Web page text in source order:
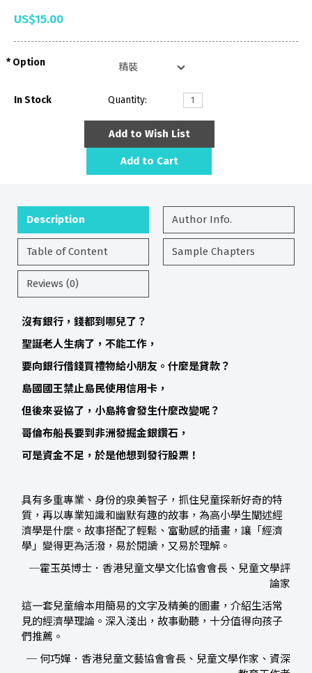
US$15.00
Option
In Stock Quantity:
Add to Wish List
Add to Cart
Description Author Info.
Table of Content Sample Chapters
Reviews (0)
沒有銀行，錢都到哪兒了？
聖誕老人生病了，不能工作，
要向銀行借錢買禮物給小朋友。什麼是貸款？
島國國王禁止島民使用信用卡，
但後來妥協了，小島將會發生什麼改變呢？
哥倫布船長要到非洲發掘金銀鑽石，
可是資金不足，於是他想到發行股票！
具有多重專業、身份的泉美智子，抓住兒童探新好奇的特
質，再以專業知識和幽默有趣的故事，為高小學生闡述經
濟學是什麼。故事搭配了輕鬆、富動感的插畫，讓「經濟
學」變得更為活潑，易於閱讀，又易於理解。
─霍玉英博士．香港兒童文學文化協會會長、兒童文學評
論家
這一套兒童繪本用簡易的文字及精美的圖畫，介紹生活常
見的經濟學理論。深入淺出，故事動聽，十分值得向孩子
們推薦。
─ 何巧嬋．香港兒童文藝協會會長、兒童文學作家、資深